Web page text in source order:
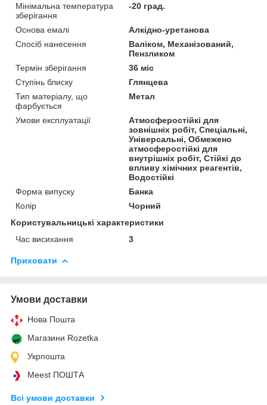
Мінімальна температура
зберігання
-20 град.
Основа емалі
Алкідно-уретанова
Спосіб нанесення
Валіком, Механізований,
Пензликом
Термін зберігання
36 міс
Ступінь блиску
Глянцева
Тип матеріалу, що
фарбується
Метал
Умови експлуатації
Атмосферостійкі для
зовнішніх робіт, Спеціальні,
Універсальні, Обмежено
атмосферостійкі для
внутрішніх робіт, Стійкі до
впливу хімічних реагентів,
Водостійкі
Форма випуску
Банка
Колір
Чорний
Користувальницькі характеристики
Час висихання
3
Приховати
Умови доставки
Нова Пошта
Магазини Rozetka
Укрпошта
Meest ПОШТА
Всі умови доставки